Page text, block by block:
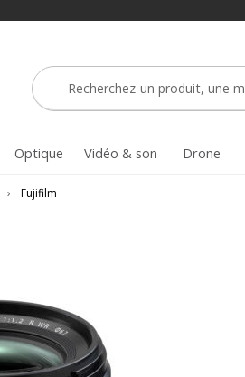
Optique Vidéo & son Drone
› Fujifilm